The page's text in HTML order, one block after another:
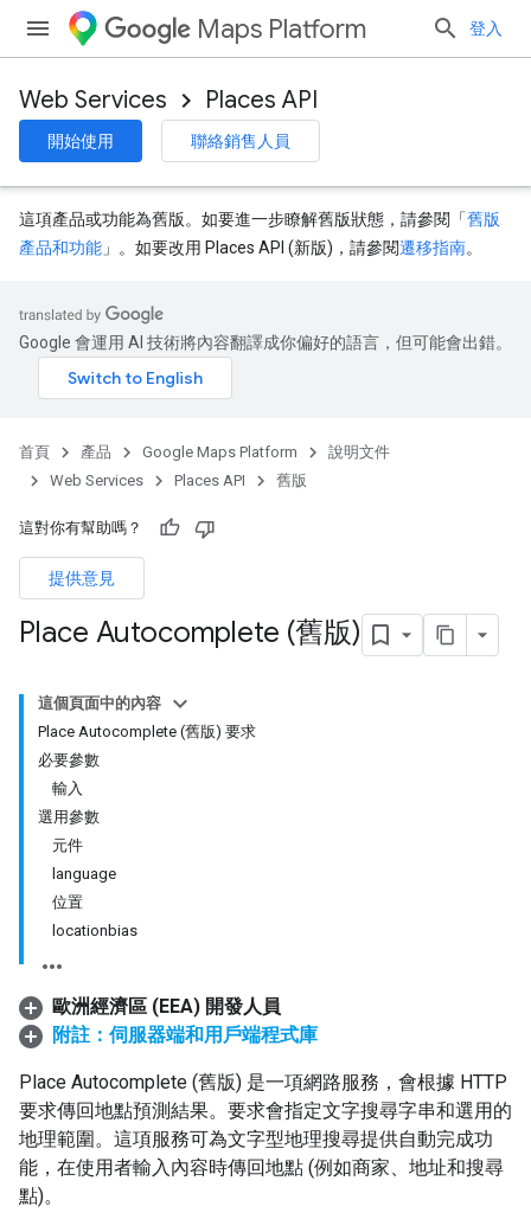
Maps Platform 登入
Web Services Places API
開始使用 聯絡銷售人員
這項產品或功能為舊版。如要進一步瞭解舊版狀態，請參閱「舊版
產品和功能 」。如要改用 Places API (新版)，請參閱遷移指南。
Google 會運用 AI 技術將內容翻譯成你偏好的語言，但可能會出錯。
首頁 產品 Google Maps Platform
說明文件
Web Services
Places API 舊版
這對你有幫助嗎？
提供意見
Place Autocomplete (舊版)
這個頁面中的內容
Place Autocomplete (舊版) 要求
必要參數
輸入
選用參數
元件
language
位置
locationbias
歐洲經濟區 (EEA) 開發人員
附註：伺服器端和用戶端程式庫
Place Autocomplete (舊版) 是一項網路服務，會根據 HTTP
要求傳回地點預測結果。要求會指定文字搜尋字串和選用的
地理範圍。這項服務可為文字型地理搜尋提供自動完成功
能，在使用者輸入內容時傳回地點 (例如商家、地址和搜尋
點)。